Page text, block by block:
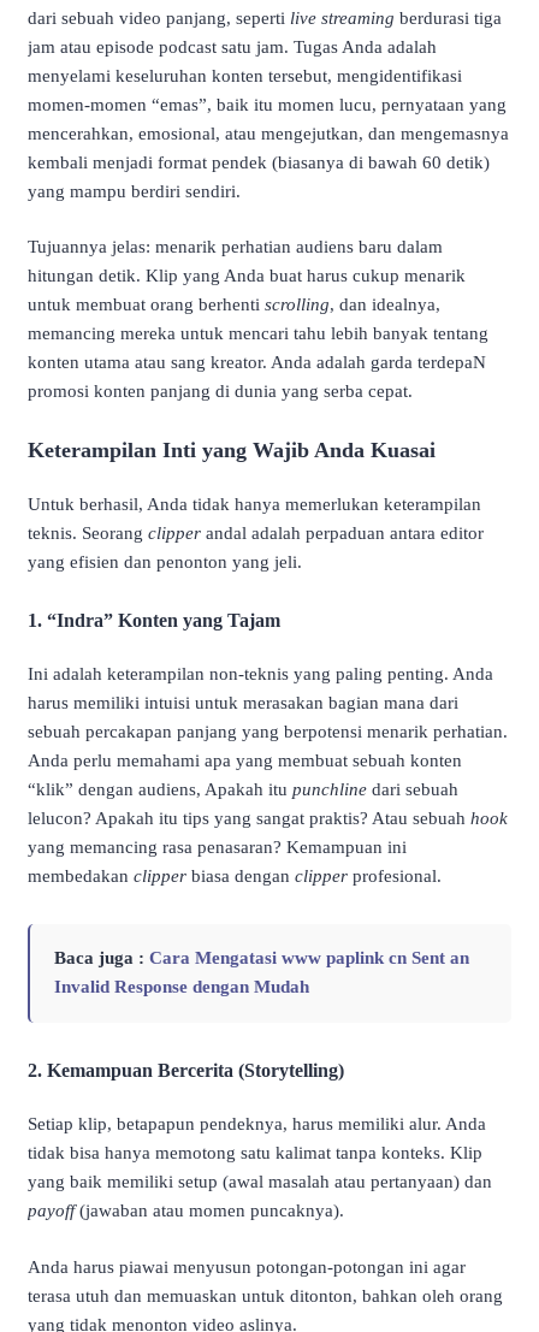
dari sebuah video panjang, seperti live streaming berdurasi tiga
jam atau episode podcast satu jam. Tugas Anda adalah
menyelami keseluruhan konten tersebut, mengidentifikasi
momen-momen “emas”, baik itu momen lucu, pernyataan yang
mencerahkan, emosional, atau mengejutkan, dan mengemasnya
kembali menjadi format pendek (biasanya di bawah 60 detik)
yang mampu berdiri sendiri.
Tujuannya jelas: menarik perhatian audiens baru dalam
hitungan detik. Klip yang Anda buat harus cukup menarik
untuk membuat orang berhenti scrolling, dan idealnya,
memancing mereka untuk mencari tahu lebih banyak tentang
konten utama atau sang kreator. Anda adalah garda terdepaN
promosi konten panjang di dunia yang serba cepat.
Keterampilan Inti yang Wajib Anda Kuasai
Untuk berhasil, Anda tidak hanya memerlukan keterampilan
teknis. Seorang clipper andal adalah perpaduan antara editor
yang efisien dan penonton yang jeli.
1. “Indra” Konten yang Tajam
Ini adalah keterampilan non-teknis yang paling penting. Anda
harus memiliki intuisi untuk merasakan bagian mana dari
sebuah percakapan panjang yang berpotensi menarik perhatian.
Anda perlu memahami apa yang membuat sebuah konten
“klik” dengan audiens, Apakah itu punchline dari sebuah
lelucon? Apakah itu tips yang sangat praktis? Atau sebuah hook
yang memancing rasa penasaran? Kemampuan ini
membedakan clipper biasa dengan clipper profesional.
Baca juga : Cara Mengatasi www paplink cn Sent an
Invalid Response dengan Mudah
2. Kemampuan Bercerita (Storytelling)
Setiap klip, betapapun pendeknya, harus memiliki alur. Anda
tidak bisa hanya memotong satu kalimat tanpa konteks. Klip
yang baik memiliki setup (awal masalah atau pertanyaan) dan
payoff(jawaban atau momen puncaknya).
Anda harus piawai menyusun potongan-potongan ini agar
terasa utuh dan memuaskan untuk ditonton, bahkan oleh orang
yang tidak menonton video aslinya.